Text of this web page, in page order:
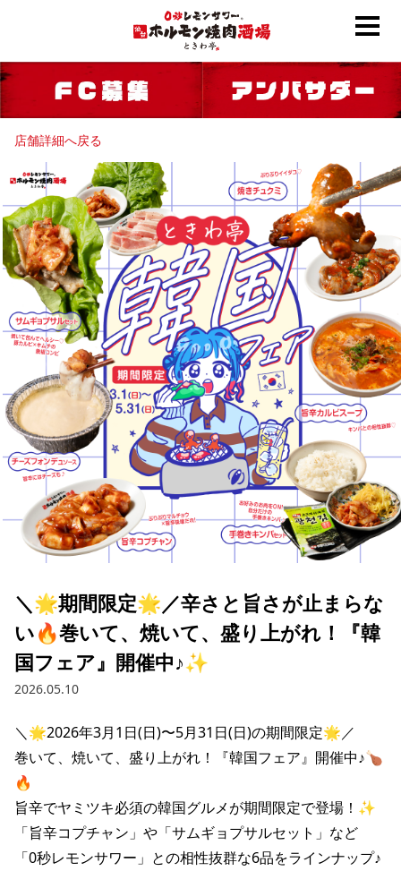
店舗詳細へ戻る
＼🌟期間限定🌟／辛さと旨さが止まらな
い🔥巻いて、焼いて、盛り上がれ！『韓
国フェア』開催中♪✨
2026.05.10
＼🌟2026年3月1日(日)〜5月31日(日)の期間限定🌟／
巻いて、焼いて、盛り上がれ！『韓国フェア』開催中♪🍗
🔥
旨辛でヤミツキ必須の韓国グルメが期間限定で登場！✨
「旨辛コプチャン」や「サムギョプサルセット」など
「0秒レモンサワー」との相性抜群な6品をラインナップ♪